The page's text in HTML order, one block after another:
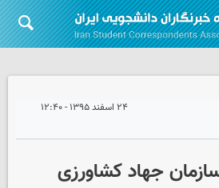
۲۴ اسفند ۱۳۹۵ - ۱۲:۴۰
جهاد کشاورزی